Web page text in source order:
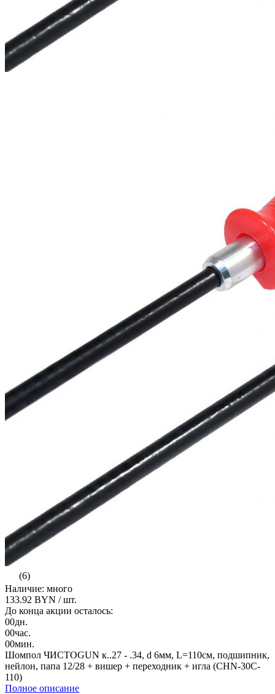
(6)
Наличие: много
133.92 BYN / шт.
До конца акции осталось:
00дн.
00час.
00мин.
Шомпол ЧИСТОGUN к..27 - .34, d 6мм, L=110см, подшипник,
нейлон, папа 12/28 + вишер + переходник + игла (CHN-30C-
110)
Полное описание